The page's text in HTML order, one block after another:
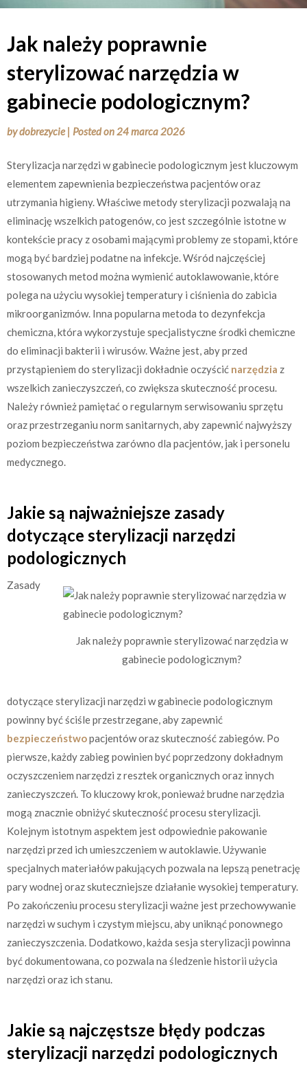
Jak należy poprawnie
sterylizować narzędzia w
gabinecie podologicznym?
bydobrezycie | Posted on24 marca 2026
Sterylizacja narzędzi w gabinecie podologicznym jest kluczowym
elementem zapewnienia bezpieczeństwa pacjentów oraz
utrzymania higieny. Właściwe metody sterylizacji pozwalają na
eliminację wszelkich patogenów, co jest szczególnie istotne w
kontekście pracy z osobami mającymi problemy ze stopami, które
mogą być bardziej podatne na infekcje. Wśród najczęściej
stosowanych metod można wymienić autoklawowanie, które
polega na użyciu wysokiej temperatury i ciśnienia do zabicia
mikroorganizmów. Inna popularna metoda to dezynfekcja
chemiczna, która wykorzystuje specjalistyczne środki chemiczne
do eliminacji bakterii i wirusów. Ważne jest, aby przed
przystąpieniem do sterylizacji dokładnie oczyścić narzędzia z
wszelkich zanieczyszczeń, co zwiększa skuteczność procesu.
Należy również pamiętać o regularnym serwisowaniu sprzętu
oraz przestrzeganiu norm sanitarnych, aby zapewnić najwyższy
poziom bezpieczeństwa zarówno dla pacjentów, jak i personelu
medycznego.
Jakie są najważniejsze zasady
dotyczące sterylizacji narzędzi
podologicznych
Jak należy poprawnie sterylizować narzędzia w
gabinecie podologicznym?
Zasady
dotyczące sterylizacji narzędzi w gabinecie podologicznym
powinny być ściśle przestrzegane, aby zapewnić
bezpieczeństwopacjentów oraz skuteczność zabiegów. Po
pierwsze, każdy zabieg powinien być poprzedzony dokładnym
oczyszczeniem narzędzi z resztek organicznych oraz innych
zanieczyszczeń. To kluczowy krok, ponieważ brudne narzędzia
mogą znacznie obniżyć skuteczność procesu sterylizacji.
Kolejnym istotnym aspektem jest odpowiednie pakowanie
narzędzi przed ich umieszczeniem w autoklawie. Używanie
specjalnych materiałów pakujących pozwala na lepszą penetrację
pary wodnej oraz skuteczniejsze działanie wysokiej temperatury.
Po zakończeniu procesu sterylizacji ważne jest przechowywanie
narzędzi w suchym i czystym miejscu, aby uniknąć ponownego
zanieczyszczenia. Dodatkowo, każda sesja sterylizacji powinna
być dokumentowana, co pozwala na śledzenie historii użycia
narzędzi oraz ich stanu.
Jakie są najczęstsze błędy podczas
sterylizacji narzędzi podologicznych